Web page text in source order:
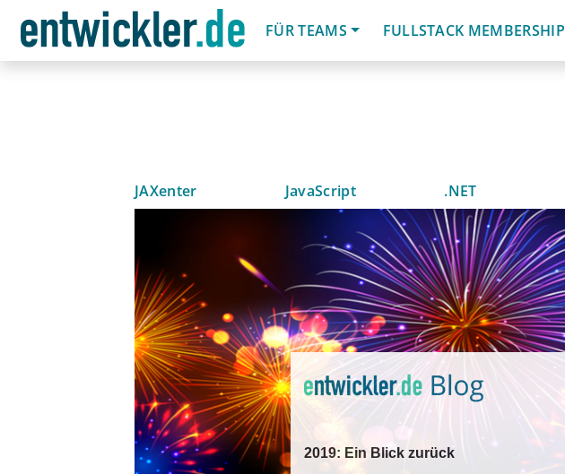
FÜR TEAMS
FULLSTACK MEMBERSHIP
JAXenter JavaScript .NET
2019: Ein Blick zurück